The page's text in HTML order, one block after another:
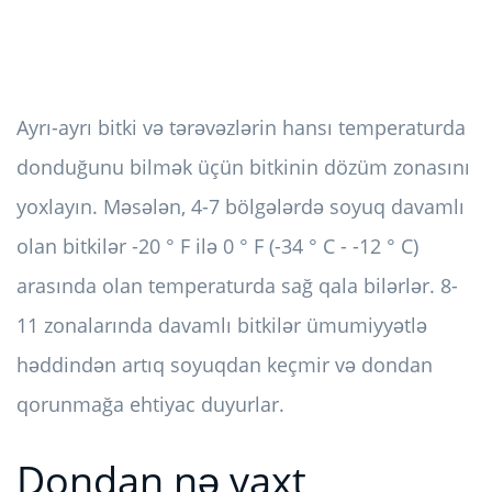
Ayrı-ayrı bitki və tərəvəzlərin hansı temperaturda
donduğunu bilmək üçün bitkinin dözüm zonasını
yoxlayın. Məsələn, 4-7 bölgələrdə soyuq davamlı
olan bitkilər -20 ° F ilə 0 ° F (-34 ° C - -12 ° C)
arasında olan temperaturda sağ qala bilərlər. 8-
11 zonalarında davamlı bitkilər ümumiyyətlə
həddindən artıq soyuqdan keçmir və dondan
qorunmağa ehtiyac duyurlar.
Dondan nə vaxt